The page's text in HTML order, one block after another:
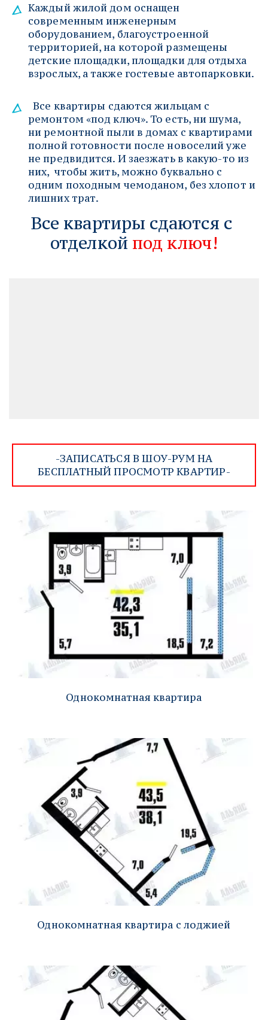
Каждый жилой дом оснащен
современным инженерным
оборудованием, благоустроенной
территорией, на которой размещены
детские площадки, площадки для отдыха
взрослых, а также гостевые автопарковки.
Все квартиры сдаются жильцам с
ремонтом «под ключ». То есть, ни шума,
ни ремонтной пыли в домах с квартирами
полной готовности после новоселий уже
не предвидится. И заезжать в какую-то из
них,  чтобы жить, можно буквально с
одним походным чемоданом, без хлопот и
лишних трат.
Все квартиры сдаются с
отделкой под ключ!
-ЗАПИСАТЬСЯ В ШОУ-РУМ НА
БЕСПЛАТНЫЙ ПРОСМОТР КВАРТИР-
Однокомнатная квартира
Однокомнатная квартира с лоджией